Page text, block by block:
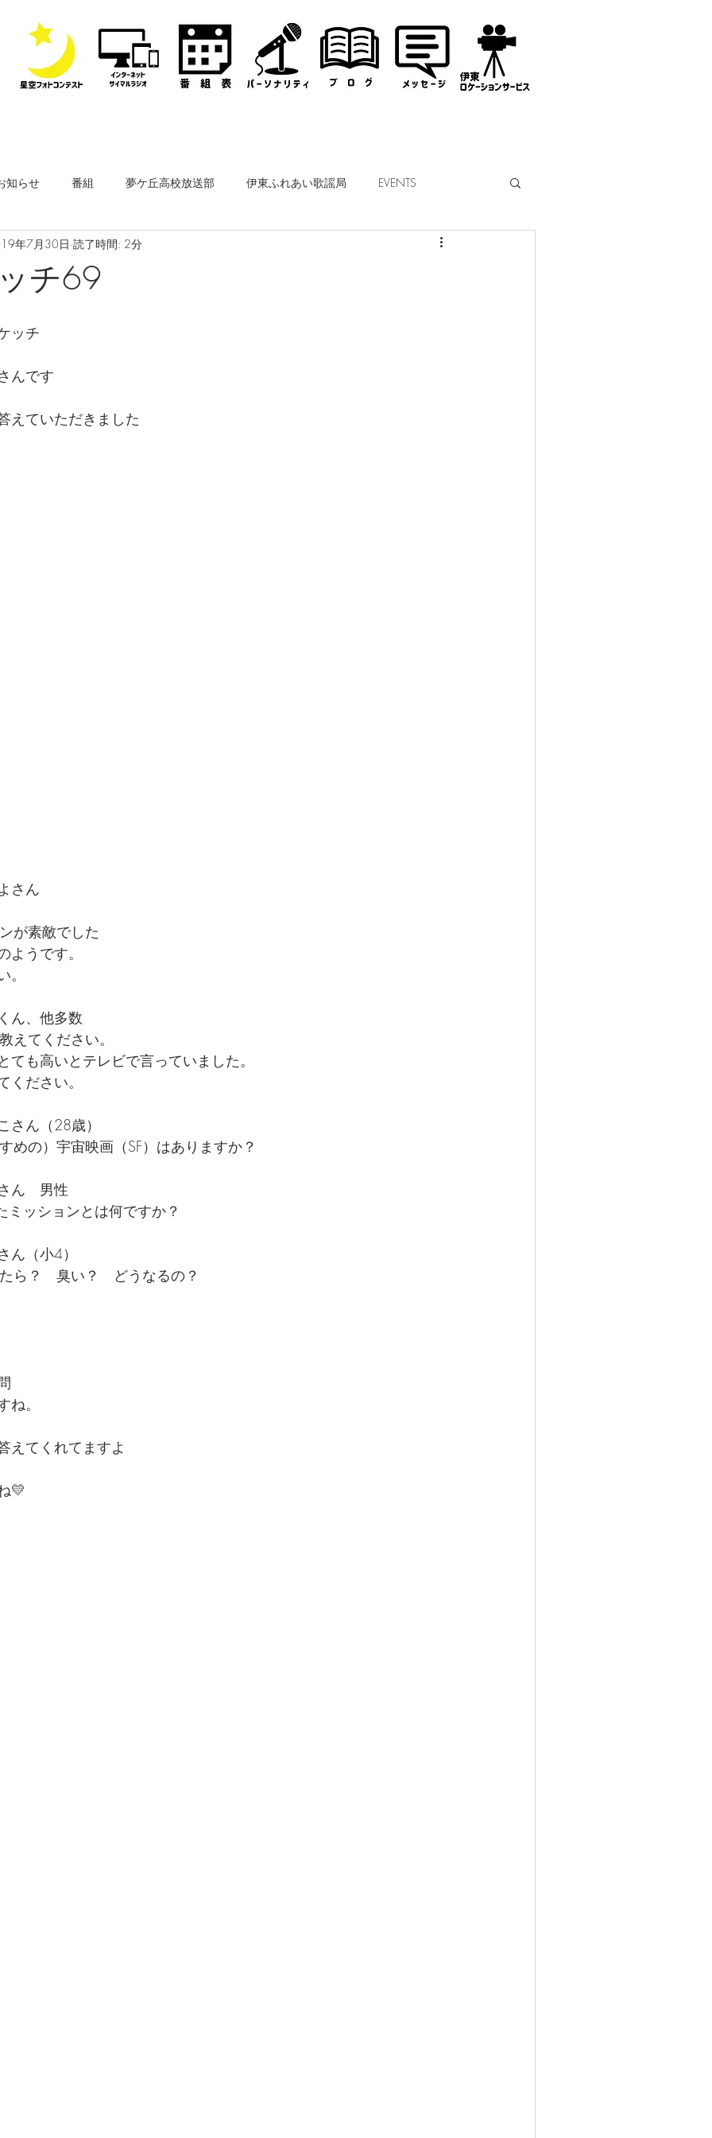
知らせ 番組 夢ケ丘高校放送部 伊東ふれあい歌謡局 EVENTS
なぎさ・フリースタイルレディオ
チ69
年7月30日 読了時間: 2分
ッチ
んです
えていただきました
さん
が素敵でした
ようです。
ん、他多数
えてください。
ても高いとテレビで言っていました。
ください。
さん（28歳）
めの）宇宙映画（SF）はありますか？
ん　男性
ミッションとは何ですか？
ん（小4）
ら？　臭い？　どうなるの？
。
えてくれてますよ
💛